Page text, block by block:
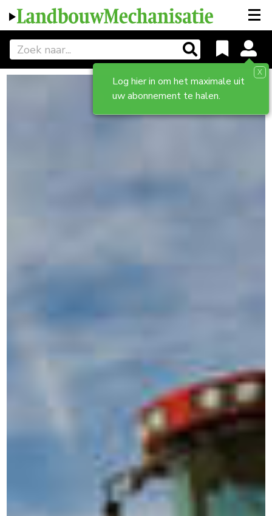
Log hier in om het maximale uit
uw abonnement te halen.
X